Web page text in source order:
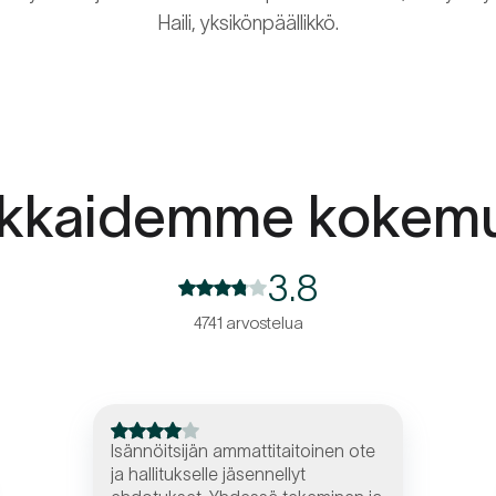
Haili, yksikönpäällikkö.
3.8
4741 arvostelua
Isännöitsijän ammattitaitoinen ote
ja hallitukselle jäsennellyt